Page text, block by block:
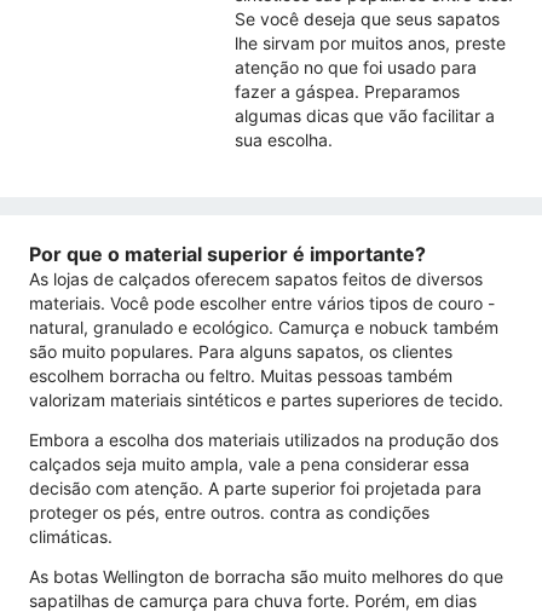
Se você deseja que seus sapatos
lhe sirvam por muitos anos, preste
atenção no que foi usado para
fazer a gáspea. Preparamos
algumas dicas que vão facilitar a
sua escolha.
Por que o material superior é importante?
As lojas de calçados oferecem sapatos feitos de diversos
materiais. Você pode escolher entre vários tipos de couro -
natural, granulado e ecológico. Camurça e nobuck também
são muito populares. Para alguns sapatos, os clientes
escolhem borracha ou feltro. Muitas pessoas também
valorizam materiais sintéticos e partes superiores de tecido.
Embora a escolha dos materiais utilizados na produção dos
calçados seja muito ampla, vale a pena considerar essa
decisão com atenção. A parte superior foi projetada para
proteger os pés, entre outros. contra as condições
climáticas.
As botas Wellington de borracha são muito melhores do que
sapatilhas de camurça para chuva forte. Porém, em dias